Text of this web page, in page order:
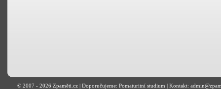
© 2007 - 2026 Zpaměti.cz | Doporučujeme: Pomaturitní studium | Kontakt: